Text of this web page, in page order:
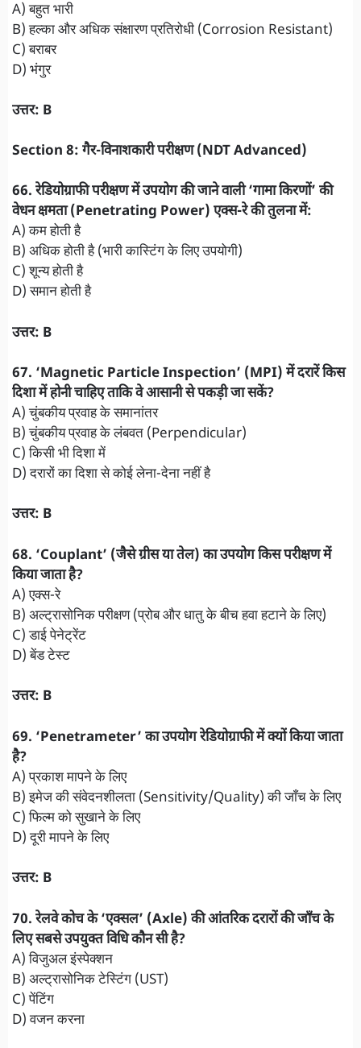
A) बहुत भारी
B) हल्का और अधिक संक्षारण प्रतिरोधी (Corrosion Resistant)
C) बराबर
D) भंगुर
उत्तर: B
Section 8: गैर-विनाशकारी परीक्षण (NDT Advanced)
66. रेडियोग्राफी परीक्षण में उपयोग की जाने वाली ‘गामा किरणों’ की
वेधन क्षमता (Penetrating Power) एक्स-रे की तुलना में:
A) कम होती है
B) अधिक होती है (भारी कास्टिंग के लिए उपयोगी)
C) शून्य होती है
D) समान होती है
उत्तर: B
67. ‘Magnetic Particle Inspection’ (MPI) में दरारें किस
दिशा में होनी चाहिए ताकि वे आसानी से पकड़ी जा सकें?
A) चुंबकीय प्रवाह के समानांतर
B) चुंबकीय प्रवाह के लंबवत (Perpendicular)
C) किसी भी दिशा में
D) दरारों का दिशा से कोई लेना-देना नहीं है
उत्तर: B
​68. ‘Couplant’ (जैसे ग्रीस या तेल) का उपयोग किस परीक्षण में
किया जाता है?
A) एक्स-रे
B) अल्ट्रासोनिक परीक्षण (प्रोब और धातु के बीच हवा हटाने के लिए)
C) डाई पेनेट्रेंट
D) बेंड टेस्ट
उत्तर: B
​69. ‘Penetrameter’ का उपयोग रेडियोग्राफी में क्यों किया जाता
है?
A) प्रकाश मापने के लिए
B) इमेज की संवेदनशीलता (Sensitivity/Quality) की जाँच के लिए
C) फिल्म को सुखाने के लिए
D) दूरी मापने के लिए
उत्तर: B
​70. रेलवे कोच के ‘एक्सल’ (Axle) की आंतरिक दरारों की जाँच के
लिए सबसे उपयुक्त विधि कौन सी है?
A) विजुअल इंस्पेक्शन
B) अल्ट्रासोनिक टेस्टिंग (UST)
C) पेंटिंग
D) वजन करना